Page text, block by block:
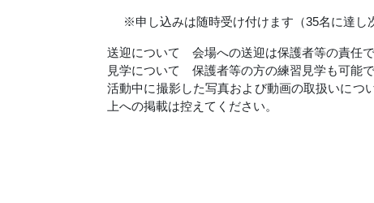
※申し込みは随時受け付けます（35名に達し次
送迎について 会場への送迎は保護者等の責任で
見学について 保護者等の方の練習見学も可能で
活動中に撮影した写真および動画の取扱いに
上への掲載は控えてください。